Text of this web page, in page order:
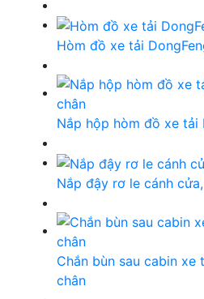
Hòm đồ xe tải
Nắp hộp hòm đồ xe tải
Nắp đậy rơ le cánh
Chắn bùn sau cabin xe
chân